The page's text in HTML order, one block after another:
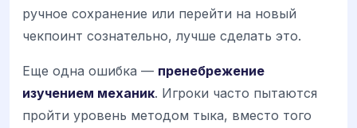
ручное сохранение или перейти на новый
чекпоинт сознательно, лучше сделать это.
Еще одна ошибка — пренебрежение
изучением механик. Игроки часто пытаются
пройти уровень методом тыка, вместо того